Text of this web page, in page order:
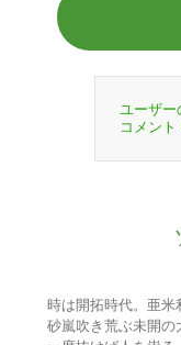
ユーザー
コメント
時は開拓時代。亜米
砂嵐吹き荒ぶ未開の